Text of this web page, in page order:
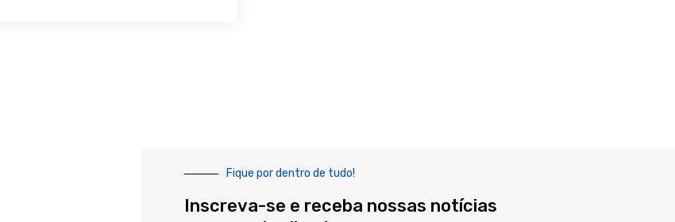
Fique por dentro de tudo!
Inscreva-se e receba nossas notícias